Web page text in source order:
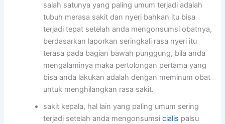
salah satunya yang paling umum terjadi adalah
tubuh merasa sakit dan nyeri bahkan itu bisa
terjadi tepat setelah anda mengonsumsi obatnya,
berdasarkan laporkan seringkali rasa nyeri itu
terasa pada bagian bawah punggung, bila anda
mengalaminya maka pertolongan pertama yang
bisa anda lakukan adalah dengan meminum obat
untuk menghilangkan rasa sakit.
sakit kepala, hal lain yang paling umum sering
terjadi setelah anda mengonsumsicialis palsu